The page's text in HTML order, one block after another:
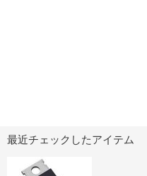
最近チェックしたアイテム